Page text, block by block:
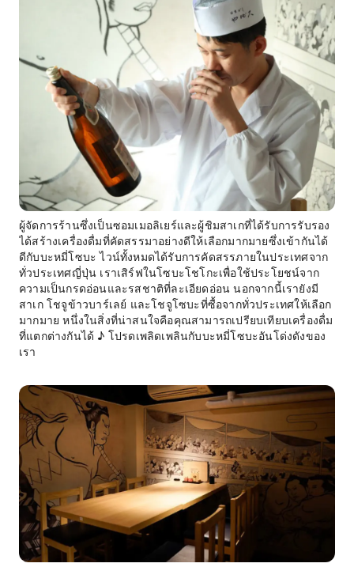
ผู้จัดการร้านซึ่งเป็นซอมเมอลิเยร์และผู้ชิมสาเกที่ได้รับการรับรอง
ได้สร้างเครื่องดื่มที่คัดสรรมาอย่างดีให้เลือกมากมายซึ่งเข้ากันได้
ดีกับบะหมี่โซบะ ไวน์ทั้งหมดได้รับการคัดสรรภายในประเทศจาก
ทั่วประเทศญี่ปุ่น เราเสิร์ฟในโซบะโชโกะเพื่อใช้ประโยชน์จาก
ความเป็นกรดอ่อนและรสชาติที่ละเอียดอ่อน นอกจากนี้เรายังมี
สาเก โชจูข้าวบาร์เลย์ และโชจูโซบะที่ซื้อจากทั่วประเทศให้เลือก
มากมาย หนึ่งในสิ่งที่น่าสนใจคือคุณสามารถเปรียบเทียบเครื่องดื่ม
ที่แตกต่างกันได้ ♪ โปรดเพลิดเพลินกับบะหมี่โซบะอันโด่งดังของ
เรา